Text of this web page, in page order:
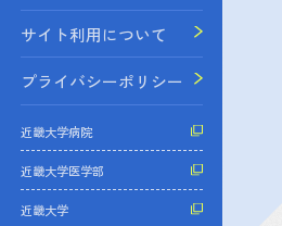
サイト利用について
プライバシーポリシー
近畿大学病院
近畿大学医学部
近畿大学